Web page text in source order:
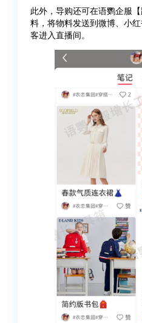
此外，导购还可在语鹦企服
料，将物料发送到微博、小
客进入直播间。